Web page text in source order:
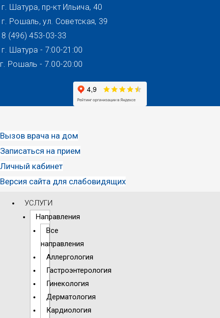
Перейти
г. Шатура, пр-кт Ильича, 40
г. Рошаль, ул. Советская, 39
8 (496) 453-03-33
г. Шатура - 7:00-21:00
г. Рошаль - 7.00-20:00
Вызов врача на дом
Записаться на прием
Личный кабинет
Версия сайта для слабовидящих
УСЛУГИ
Направления
Все
направления
Аллергология
Гастроэнтерология
Гинекология
Дерматология
Кардиология